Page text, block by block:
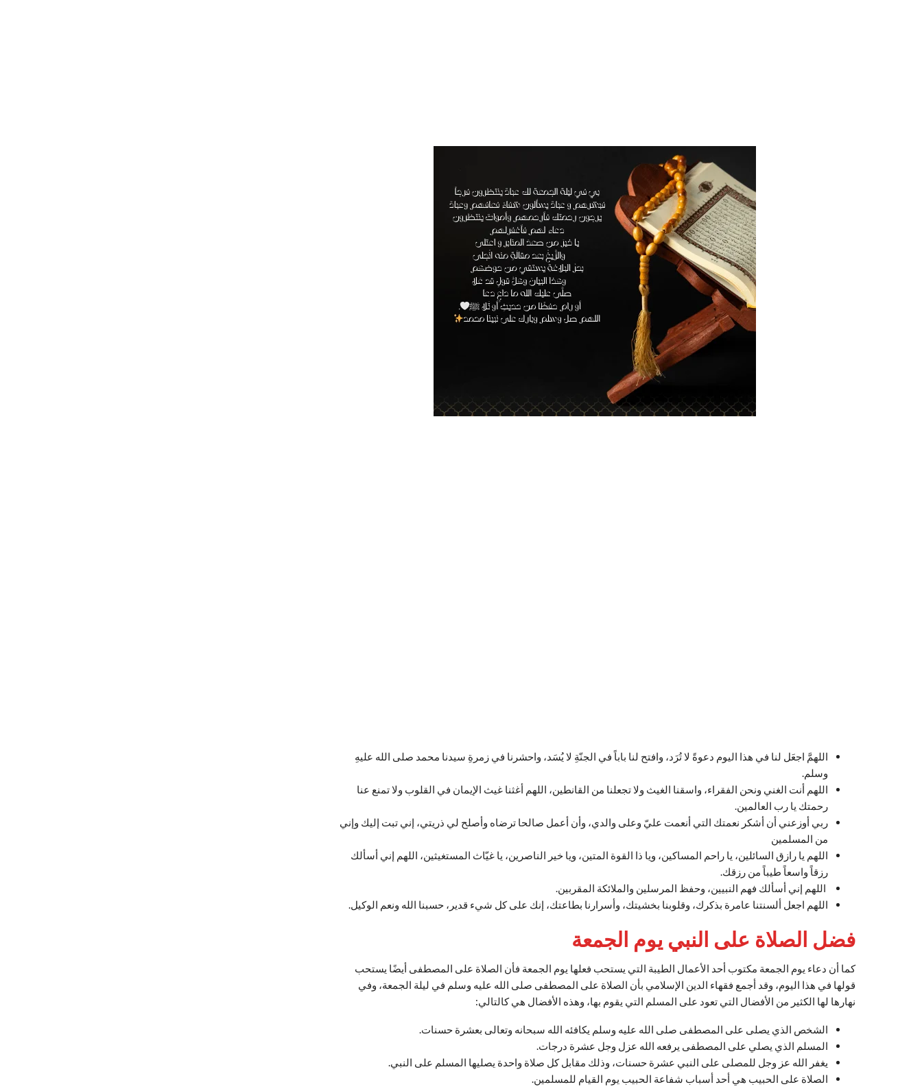
اللهمَّ اجعَل لنا في هذا اليوم دعوةً لا‌ تُرَد، وافتح لنا باباً في الجنّةِ لا‌ يُسَد، واحشرنا في زمرةِ سيدنا محمد صلى الله عليهِ
وسلم.
اللهم أنت الغني ونحن الفقراء، واسقنا الغيث ولا تجعلنا من القانطين، اللهم أغثنا غيث الإيمان في القلوب ولا تمنع عنا
رحمتك يا رب العالمين.
ربي أوزعني أن أشكر نعمتك التي أنعمت عليّ وعلى والدي، وأن أعمل صالحا ترضاه وأصلح لي ذريتي، إني تبت إليك وإني
من المسلمين
اللهم يا رازق السائلين، يا راحم المساكين، ويا ذا القوة المتين، ويا خير الناصرين، يا غيّاث المستغيثين، اللهم إني أسألك
رزقاً واسعاً طيباً من رزقك.
اللهم إني أسألك فهم النبيين، وحفظ المرسلين والملائكة المقربين.
اللهم اجعل ألسنتنا عامرة بذكرك، وقلوبنا بخشيتك، وأسرارنا بطاعتك، إنك على كل شيء قدير، حسبنا الله ونعم الوكيل.
فضل الصلاة على النبي يوم الجمعة
كما أن دعاء يوم الجمعة مكتوب أحد الأعمال الطيبة التي يستحب فعلها يوم الجمعة فأن الصلاة على المصطفى أيضًا يستحب
قولها في هذا اليوم، وقد أجمع فقهاء الدين الإسلامي بأن الصلاة على المصطفى صلى الله عليه وسلم في ليلة الجمعة، وفي
نهارها لها الكثير من الأفضال التي تعود على المسلم التي يقوم بها، وهذه الأفضال هي كالتالي:
الشخص الذي يصلى على المصطفى صلى الله عليه وسلم يكافئه الله سبحانه وتعالى بعشرة حسنات.
المسلم الذي يصلي على المصطفى يرفعه الله عزل وجل عشرة درجات.
يغفر الله عز وجل للمصلى على النبي عشرة حسنات، وذلك مقابل كل صلاة واحدة يصليها المسلم على النبي.
الصلاة على الحبيب هي أحد أسباب شفاعة الحبيب يوم القيام للمسلمين.